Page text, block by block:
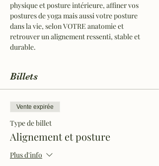
physique et posture intérieure, affiner vos
postures de yoga mais aussi votre posture
dans la vie, selon VOTRE anatomie et
retrouver un alignement ressenti, stable et
durable.
Billets
Vente expirée
Type de billet
Alignement et posture
Plus d'info